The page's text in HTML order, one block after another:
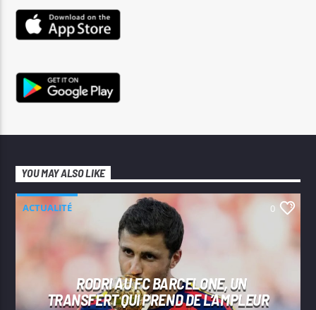
YOU MAY ALSO LIKE
ACTUALITÉ 0
RODRI AU FC BARCELONE, UN
TRANSFERT QUI PREND DE L’AMPLEUR